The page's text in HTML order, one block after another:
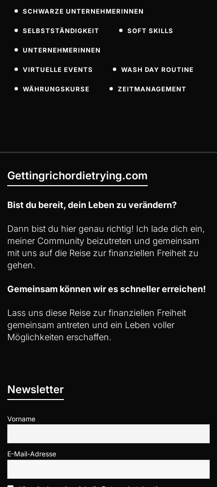
SCHWARZE UNTERNEHMERINNEN
SELBSTSTÄNDIGKEIT SOFT SKILLS
UNTERNEHMERINNEN
VIRTUELLE EVENTS WASH DAY ROUTINE
WÄHRUNGSKURSE ZEITMANAGEMENT
Gettingrichordietrying.com
Bist du bereit, dein Leben zu verändern?
Dann bist du hier genau richtig! Ich lade dich ein,
meiner Community beizutreten und gemeinsam
mit uns auf die Reise zur finanziellen Freiheit zu
gehen.
Gemeinsam können wir es schneller erreichen!
Lass uns diese Reise zur finanziellen Freiheit
gemeinsam antreten und ein Leben voller
Möglichkeiten erschaffen.
Newsletter
Vorname
E-Mail-Adresse